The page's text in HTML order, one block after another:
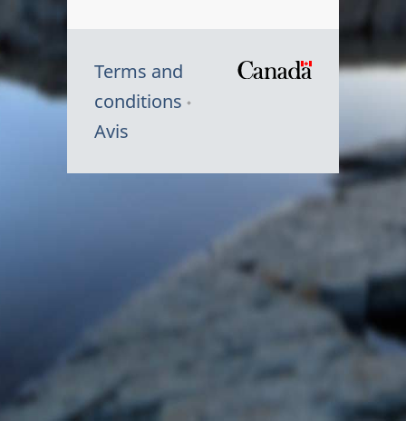
Terms and
conditions
Avis
du